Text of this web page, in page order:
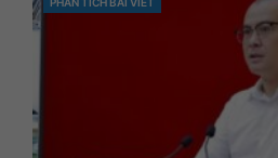
CATEGORIES